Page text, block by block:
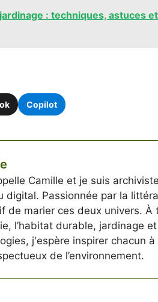
: techniques, astuces
Copilot
Camille et je suis
digital. Passionnée par la
de marier ces deux univers. À
l’habitat durable, jardinage
j'espère inspirer chacun
de l’environnement.